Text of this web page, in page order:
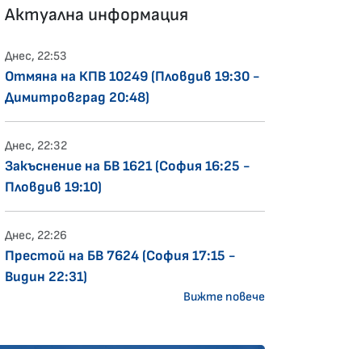
Актуална информация
Днес, 22:53
Отмяна на КПВ 10249 (Пловдив 19:30 -
Димитровград 20:48)
Днес, 22:32
Закъснение на БВ 1621 (София 16:25 -
Пловдив 19:10)
Днес, 22:26
Престой на БВ 7624 (София 17:15 -
Видин 22:31)
Вижте повече